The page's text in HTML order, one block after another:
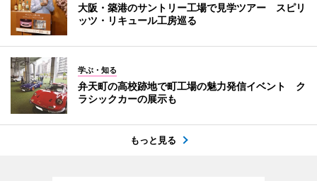
大阪・築港のサントリー工場で見学ツアー スピリ
ッツ・リキュール工房巡る
学ぶ・知る
弁天町の高校跡地で町工場の魅力発信イベント ク
ラシックカーの展示も
もっと見る